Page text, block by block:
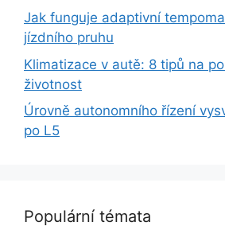
Jak funguje adaptivní
jízdního pruhu
Klimatizace v autě: 8 tipů na
životnost
Úrovně autonomního řízení
po L5
Populární témata